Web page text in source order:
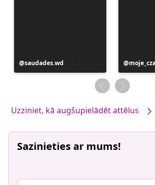
Ierakstu
publicējis
saudades.wd
Ierakstu
Uzziniet, kā augšupielādēt attēlus
Sazinieties ar mums!